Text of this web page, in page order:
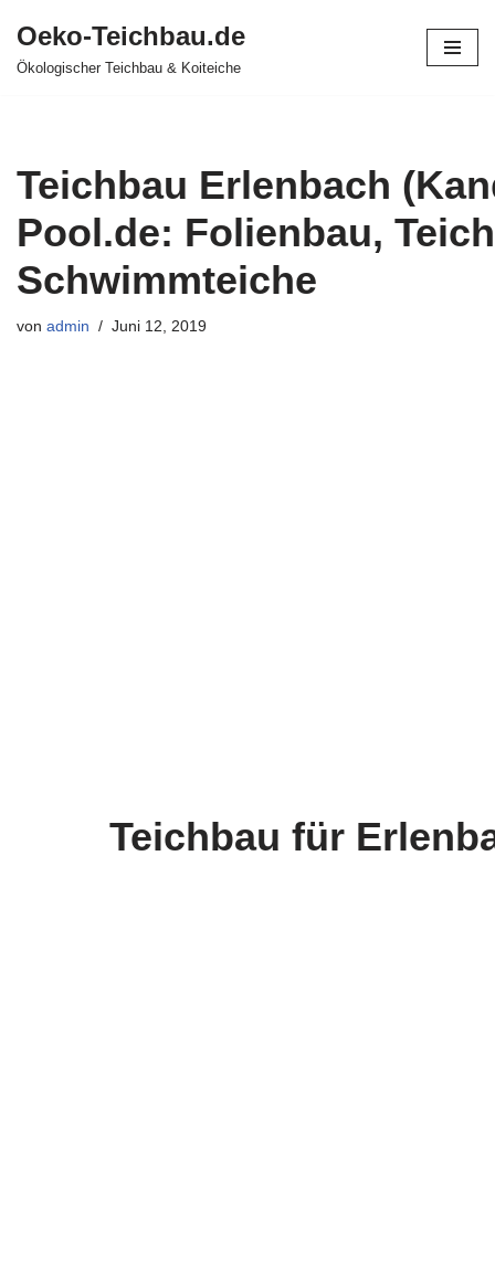
Zum
Oeko-Teichbau.de
Ökologischer Teichbau & Koiteiche
Teichbau Erlenbach
Pool.de: Folienbau,
Schwimmteiche
von admin Juni 12, 2019
Teichbau für